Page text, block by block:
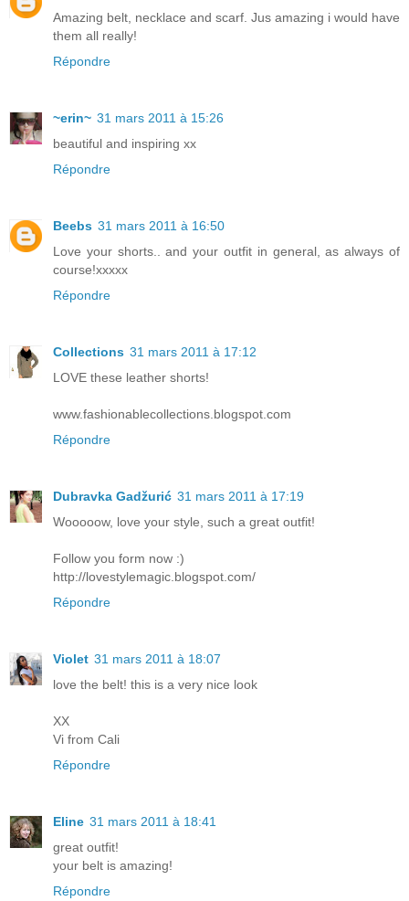
Amazing belt, necklace and scarf. Jus amazing i would have
them all really!
Répondre
~erin~ 31 mars 2011 à 15:26
beautiful and inspiring xx
Répondre
Beebs 31 mars 2011 à 16:50
Love your shorts.. and your outfit in general, as always of
course!xxxxx
Répondre
Collections 31 mars 2011 à 17:12
LOVE these leather shorts!
www.fashionablecollections.blogspot.com
Répondre
Dubravka Gadžurić 31 mars 2011 à 17:19
Wooooow, love your style, such a great outfit!
Follow you form now :)
http://lovestylemagic.blogspot.com/
Répondre
Violet 31 mars 2011 à 18:07
love the belt! this is a very nice look
XX
Vi from Cali
Répondre
Eline 31 mars 2011 à 18:41
great outfit!
your belt is amazing!
Répondre